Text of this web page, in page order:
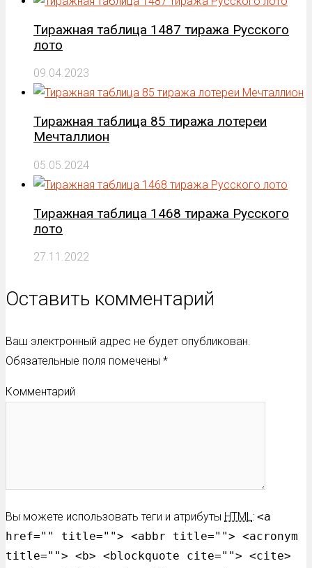
Тиражная таблица 1487 тиража Русского
лото
09.04.2023
Тиражная таблица 85 тиража лотереи
Мечталлион
05.05.2024
Тиражная таблица 1468 тиража Русского
лото
27.11.2022
Оставить комментарий
Ваш электронный адрес не будет опубликован.
Обязательные поля помечены *
Комментарий
Вы можете использовать теги и атрибуты HTML: <a
href="" title=""> <abbr title=""> <acronym
title=""> <b> <blockquote cite=""> <cite>